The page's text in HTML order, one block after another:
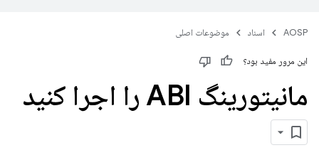
AOSP اسناد موضوعات اصلی
این مرور مفید بود؟
مانیتورینگ ABI را اجرا کنید